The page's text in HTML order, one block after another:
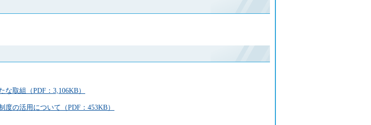
取組（PDF：3,106KB）
の活用について（PDF：453KB）